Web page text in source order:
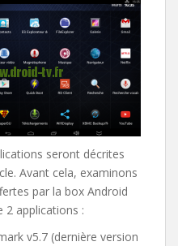
seront décrites
Avant cela, examinons
par la box Android
2 applications :
v5.7 (dernière version